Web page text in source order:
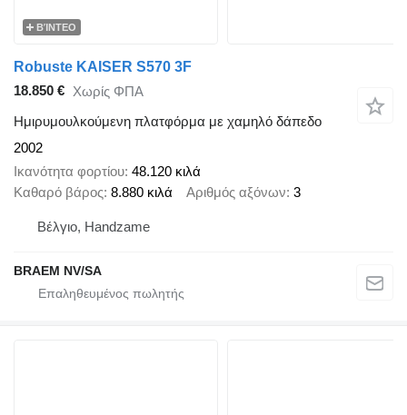
ΒΊΝΤΕΟ
Robuste KAISER S570 3F
18.850 € Χωρίς ΦΠΑ
Ημιρυμουλκούμενη πλατφόρμα με χαμηλό δάπεδο
2002
Ικανότητα φορτίου 48.120 κιλά
Καθαρό βάρος 8.880 κιλά Αριθμός αξόνων 3
Βέλγιο, Handzame
BRAEM NV/SA